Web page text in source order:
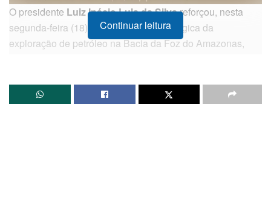
O presidente Luiz Inácio Lula da Silvareforçou, nesta
segunda-feira (18), a importância estratégica da
exploração de petróleo na Bacia da Foz do Amazonas,
de São Paulo, o chefe do Executivo destacou que a
atividade deve ser conduzida com rigor técnico e
Continuar leitura